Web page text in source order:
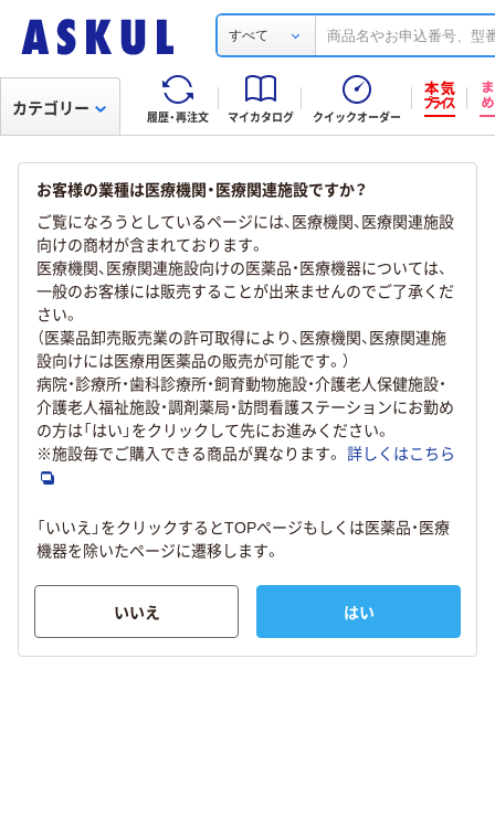
すべて
履歴・再注文 マイカタログ クイックオーダー
カテゴリー
お客様の業種は医療機関・医療関連施設ですか？
ご覧になろうとしているページには、医療機関、医療関連施設
向けの商材が含まれております。
医療機関、医療関連施設向けの医薬品・医療機器については、
一般のお客様には販売することが出来ませんのでご了承くだ
さい。
（医薬品卸売販売業の許可取得により、医療機関、医療関連施
設向けには医療用医薬品の販売が可能です。）
病院・診療所・歯科診療所・飼育動物施設・介護老人保健施設・
介護老人福祉施設・調剤薬局・訪問看護ステーションにお勤め
の方は「はい」をクリックして先にお進みください。
※施設毎でご購入できる商品が異なります。 詳しくはこちら
「いいえ」をクリックするとTOPページもしくは医薬品・医療
機器を除いたページに遷移します。
いいえ はい